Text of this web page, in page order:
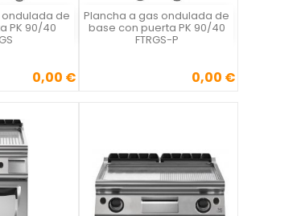
de
PK 90/40
Precio0,00 €
 Plancha a gas ondulada de
base con puerta PK 90/40
FTRGS-P
Precio0,00 €

Vista rápida